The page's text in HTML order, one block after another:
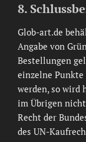
8.
Glob-art.de
Angabe von
Bestellungen
einzelne Punkte
werden, so wird
im Übrigen
Recht der
des UN-